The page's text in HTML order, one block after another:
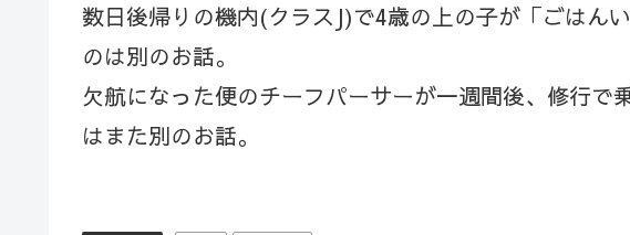
数日後帰りの機内(クラスJ)で4歳の上の子が「ごはん
のは別のお話。
欠航になった便のチーフパーサーが一週間後、修行で
はまた別のお話。